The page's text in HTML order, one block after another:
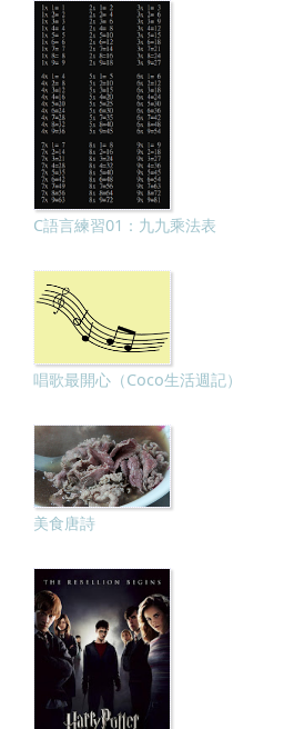
C語言練習01：九九乘法表
唱歌最開心（Coco生活週記）
美食唐詩